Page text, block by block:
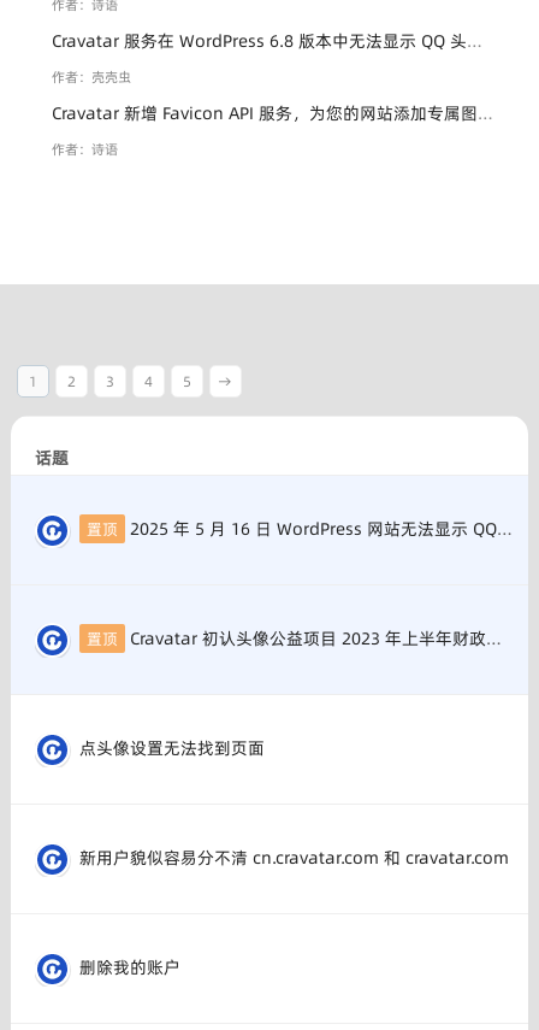
作者：诗语
Cravatar 服务在 WordPress 6.8 版本中无法显示 QQ 头像的兼容性说明
作者：壳壳虫
Cravatar 新增 Favicon API 服务，为您的网站添加专属图标！
作者：诗语
1 2 3 4 5 →
话题
置顶 2025 年 5 月 16 日 WordPress 网站无法显示 QQ 头像和 Cravatar 的解决办法
置顶 Cravatar 初认头像公益项目 2023 年上半年财政支出公开
点头像设置无法找到页面
新用户貌似容易分不清 cn.cravatar.com 和 cravatar.com
删除我的账户